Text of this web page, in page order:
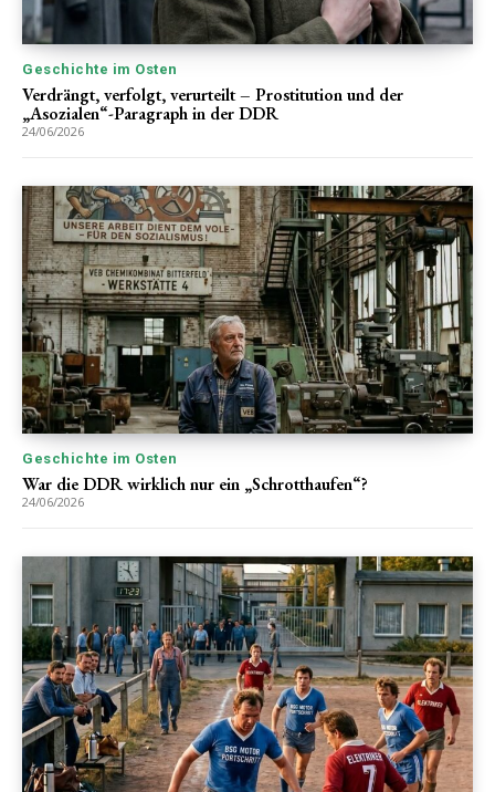
Geschichte im Osten
Verdrängt, verfolgt, verurteilt – Prostitution und der
„Asozialen“-Paragraph in der DDR
24/06/2026
Geschichte im Osten
War die DDR wirklich nur ein „Schrotthaufen“?
24/06/2026